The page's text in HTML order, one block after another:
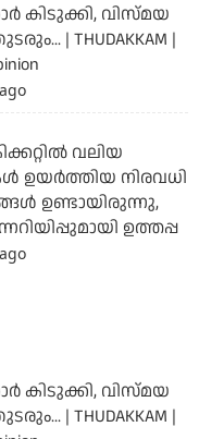
കിടുക്കി, വിസ്മയ
| THUDAKKAM |
വലിയ
ഉയര്‍ത്തിയ നിരവധി
ഉണ്ടായിരുന്നു,
ഉത്തപ്പ
കിടുക്കി, വിസ്മയ
| THUDAKKAM |